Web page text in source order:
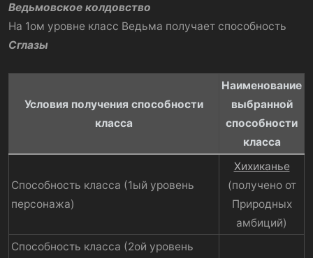
Ведьмовское колдовство
На 1ом уровне класс Ведьма получает способность
Сглазы
Условия получения способности
класса
Наименование
выбранной
способности
класса
Способность класса (1ый уровень
персонажа)
Хихиканье
(получено от
Природных
амбиций)​
Способность класса (2ой уровень